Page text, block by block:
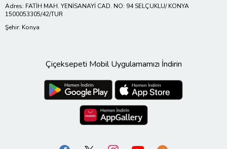
Adres: FATİH MAH. YENİSANAYİ CAD. NO: 94 SELÇUKLU/ KONYA
1500053305/42/TUR
Şehir: Konya
Çiçeksepeti Mobil Uygulamamızı İndirin